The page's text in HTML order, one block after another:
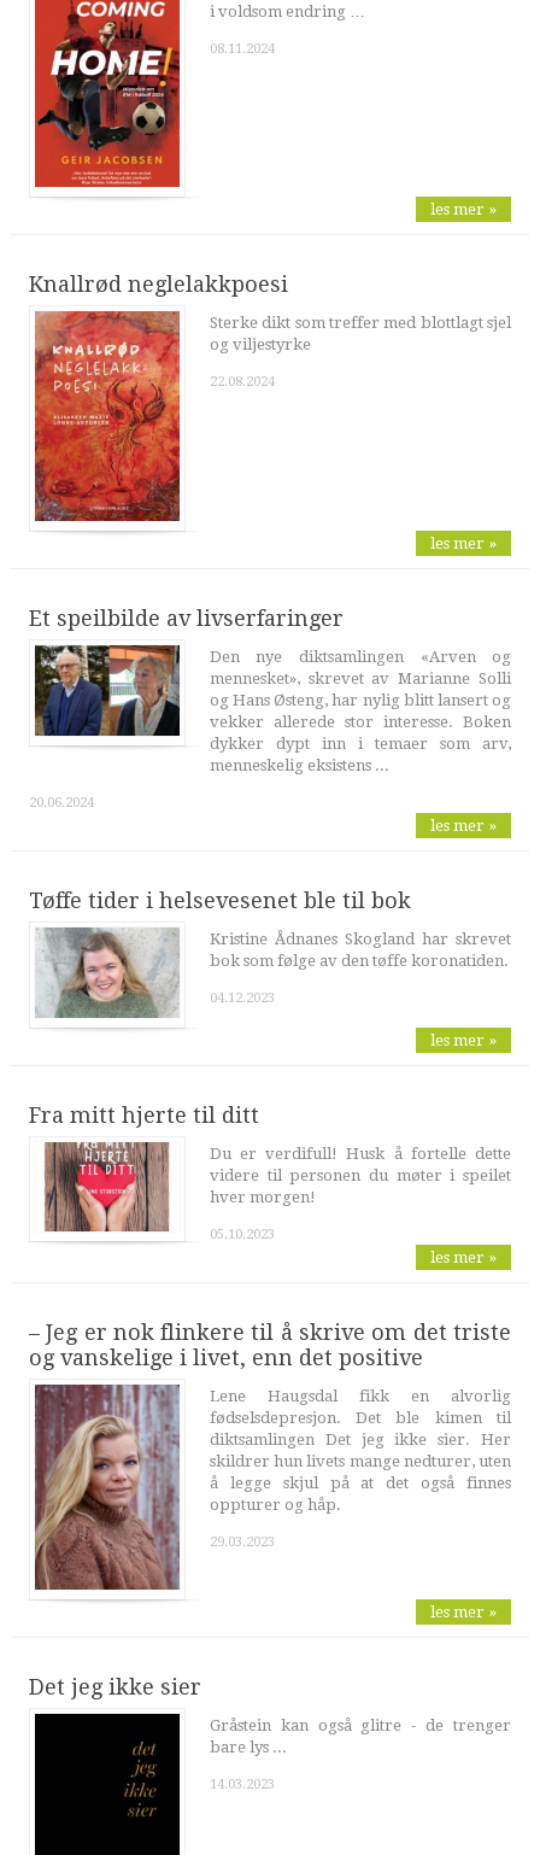
i voldsom endring …
08.11.2024
les mer »
Knallrød neglelakkpoesi
Sterke dikt som treffer med blottlagt sjel
og viljestyrke
22.08.2024
les mer »
Et speilbilde av livserfaringer
Den nye diktsamlingen «Arven og
mennesket», skrevet av Marianne Solli
og Hans Østeng, har nylig blitt lansert og
vekker allerede stor interesse. Boken
dykker dypt inn i temaer som arv,
menneskelig eksistens ...
20.06.2024
les mer »
Tøffe tider i helsevesenet ble til bok
Kristine Ådnanes Skogland har skrevet
bok som følge av den tøffe koronatiden.
04.12.2023
les mer »
Fra mitt hjerte til ditt
Du er verdifull! Husk å fortelle dette
videre til personen du møter i speilet
hver morgen!
05.10.2023
les mer »
– Jeg er nok flinkere til å skrive om det triste
og vanskelige i livet, enn det positive
Lene Haugsdal fikk en alvorlig
fødselsdepresjon. Det ble kimen til
diktsamlingen Det jeg ikke sier. Her
skildrer hun livets mange nedturer, uten
å legge skjul på at det også finnes
oppturer og håp.
29.03.2023
les mer »
Det jeg ikke sier
Gråstein kan også glitre - de trenger
bare lys ...
14.03.2023